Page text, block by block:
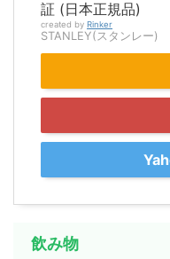
証 (日本正規品)
created by Rinker
STANLEY(スタンレー)
飲み物